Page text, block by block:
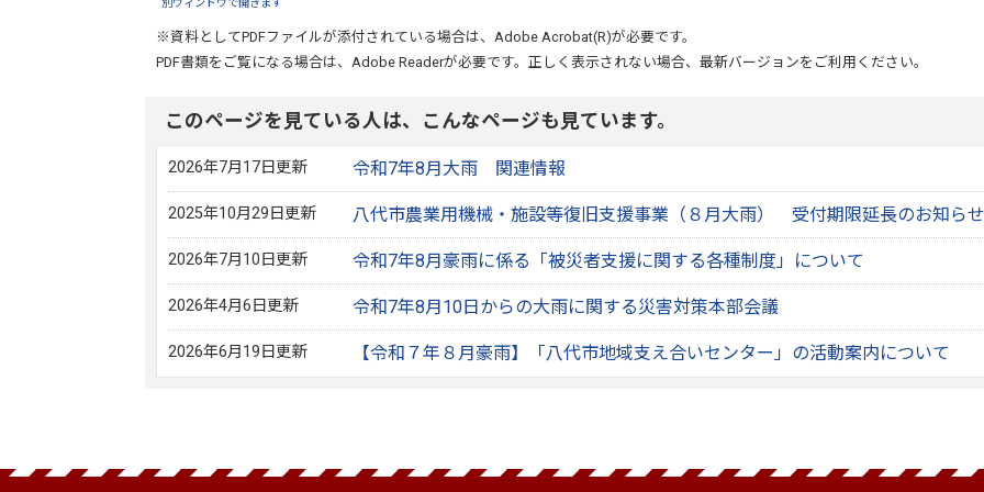
※資料としてPDFファイルが添付されている場合は、 Adobe Acrobat(R)が必要です。
PDF書類をご覧になる場合は、 Adobe Readerが必要です。正しく表示されない場合、最新バージョンをご利用ください。
このページを見ている人は、こんなページも見ています。
2026年7月17日更新 令和7年8月大雨 関連情報
2025年10月29日更新 八代市農業用機械・施設等復旧支援事業（８月大雨） 受付期限延長のお知らせ
2026年7月10日更新 令和7年8月豪雨に係る「被災者支援に関する各種制度」について
2026年4月6日更新 令和7年8月10日からの大雨に関する災害対策本部会議
2026年6月19日更新 【令和７年８月豪雨】「八代市地域支え合いセンター」の活動案内について